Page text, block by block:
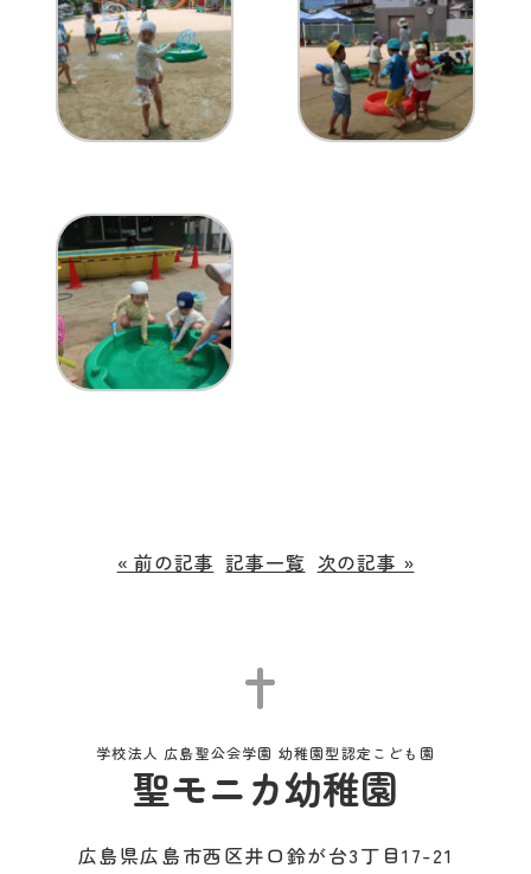
« 前の記事 記事一覧 次の記事 »
学校法人 広島聖公会学園 幼稚園型認定こども園
聖モニカ幼稚園
広島県広島市西区井口鈴が台3丁目17-21